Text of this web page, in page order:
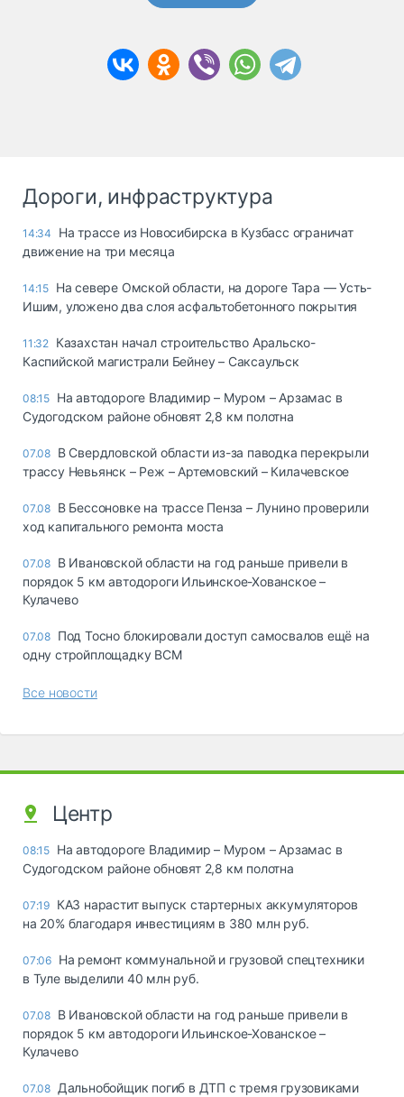
Дороги, инфраструктура
14:34
На трассе из Новосибирска в Кузбасс ограничат
движение на три месяца
14:15 На севере Омской области, на дороге Тара — Усть-
Ишим, уложено два слоя асфальтобетонного покрытия
11:32 Казахстан начал строительство Аральско-
Каспийской магистрали Бейнеу – Саксаульск
08:15 На автодороге Владимир – Муром – Арзамас в
Судогодском районе обновят 2,8 км полотна
07.08 В Свердловской области из-за паводка перекрыли
трассу Невьянск – Реж – Артемовский – Килачевское
07.08 В Бессоновке на трассе Пенза – Лунино проверили
ход капитального ремонта моста
07.08 В Ивановской области на год раньше привели в
порядок 5 км автодороги Ильинское-Хованское –
Кулачево
07.08 Под Тосно блокировали доступ самосвалов ещё на
одну стройплощадку ВСМ
Все новости
Центр
08:15 На автодороге Владимир – Муром – Арзамас в
Судогодском районе обновят 2,8 км полотна
07:19 КАЗ нарастит выпуск стартерных аккумуляторов
на 20% благодаря инвестициям в 380 млн руб.
07:06 На ремонт коммунальной и грузовой спецтехники
в Туле выделили 40 млн руб.
07.08 В Ивановской области на год раньше привели в
порядок 5 км автодороги Ильинское-Хованское –
Кулачево
07.08 Дальнобойщик погиб в ДТП с тремя грузовиками